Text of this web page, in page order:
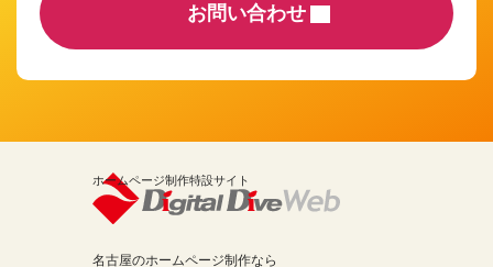
お問い合わせ
ホームページ制作特設サイト
名古屋のホームページ制作なら